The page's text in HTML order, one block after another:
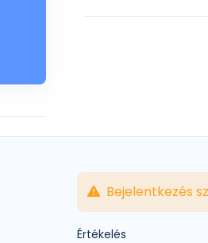
Bejelentkezés
Értékelés